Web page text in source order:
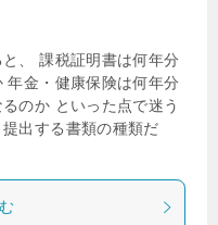
、 課税証明書は何年分
年金・健康保険は何年分
のか といった点で迷う
出する書類の種類だ